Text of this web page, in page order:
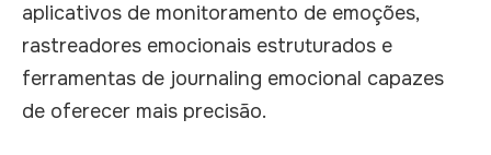
aplicativos de monitoramento de emoções,
rastreadores emocionais estruturados e
ferramentas de journaling emocional capazes
de oferecer mais precisão.